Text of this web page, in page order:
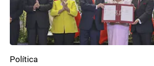
Política